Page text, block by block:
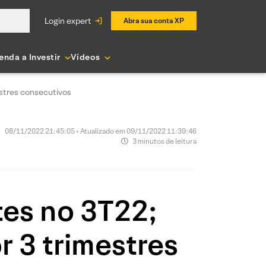
login expert Abra sua conta XP
a Investir Vídeos
consecutivos
08/11/2022 21:45:05 • Atualizado em 09/11/2022 11:39:46
3 minutos de leitura
no 3T22;
3 trimestres